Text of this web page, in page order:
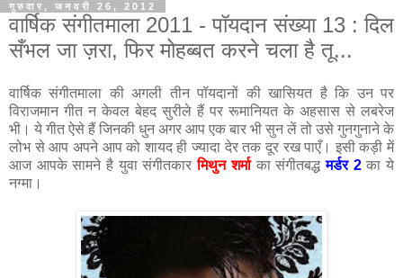
गुरुवार, जनवरी 26, 2012
वार्षिक संगीतमाला 2011 - पॉयदान संख्या 13 : दिल
सँभल जा ज़रा, फिर मोहब्बत करने चला है तू...
वार्षिक संगीतमाला की अगली तीन पॉयदानों की खासियत है कि उन पर
विराजमान गीत न केवल बेहद सुरीले हैं पर रूमानियत के अहसास से लबरेज
भी। ये गीत ऐसे हैं जिनकी धुन अगर आप एक बार भी सुन लें तो उसे गुनगुनाने के
लोभ से आप अपने आप को शायद ही ज्यादा देर तक दूर रख पाएँ। इसी कड़ी में
आज आपके सामने है युवा संगीतकारमिथुन शर्माका संगीतबद्धमर्डर 2का ये
नग्मा।